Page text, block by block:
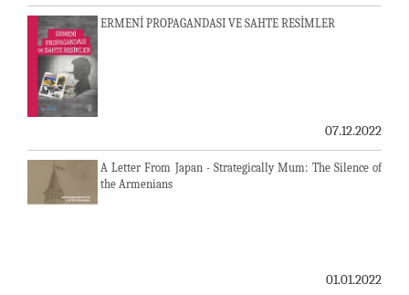
ERMENİ PROPAGANDASI VE SAHTE RESİMLER
07.12.2022
A Letter From Japan - Strategically Mum: The Silence of
the Armenians
01.01.2022